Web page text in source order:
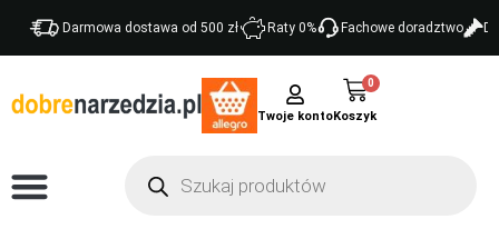
Darmowa dostawa od 500 zł Raty 0% Fachowe doradztwo
Twoje konto
0